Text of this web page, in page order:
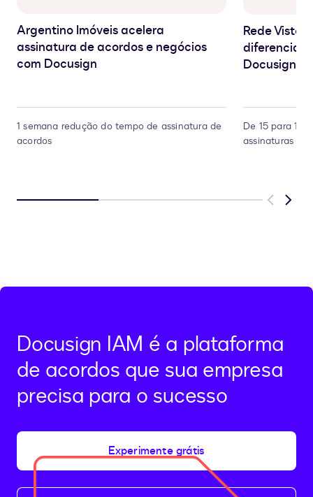
Argentino Imóveis acelera
assinatura de acordos e negócios
com Docusign
1 semana redução do tempo de assinatura de
acordos
Rede
diferencial
Docusign
De 15 para 1
assinaturas
Previous
Next
Docusign IAM é a plataforma
de acordos que sua empresa
precisa para o sucesso
Experimente grátis